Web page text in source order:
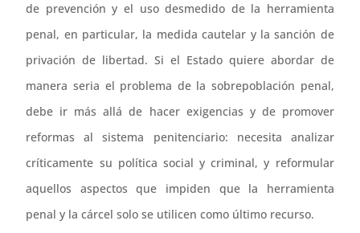
de prevención y el uso desmedido de la herramienta
penal, en particular, la medida cautelar y la sanción de
privación de libertad. Si el Estado quiere abordar de
manera seria el problema de la sobrepoblación penal,
debe ir más allá de hacer exigencias y de promover
reformas al sistema penitenciario: necesita analizar
críticamente su política social y criminal, y reformular
aquellos aspectos que impiden que la herramienta
penal y la cárcel solo se utilicen como último recurso.